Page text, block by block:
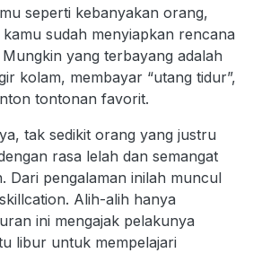
seperti kebanyakan orang,
sudah menyiapkan rencana
yang terbayang adalah
kolam, membayar “utang tidur”,
tontonan favorit.
tak sedikit orang yang justru
rasa lelah dan semangat
Dari pengalaman inilah muncul
Alih-alih hanya
ini mengajak pelakunya
libur untuk mempelajari